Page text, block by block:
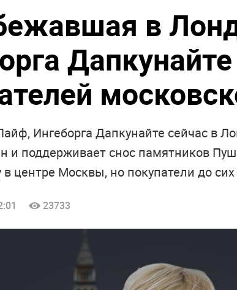
в
Ингеборга Дапкунайте сейчас в
и поддерживает снос памятников
в центре Москвы, но покупатели до
23733